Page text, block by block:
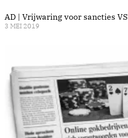
AD | Vrijwaring voor sancties VS
3 MEI 2019